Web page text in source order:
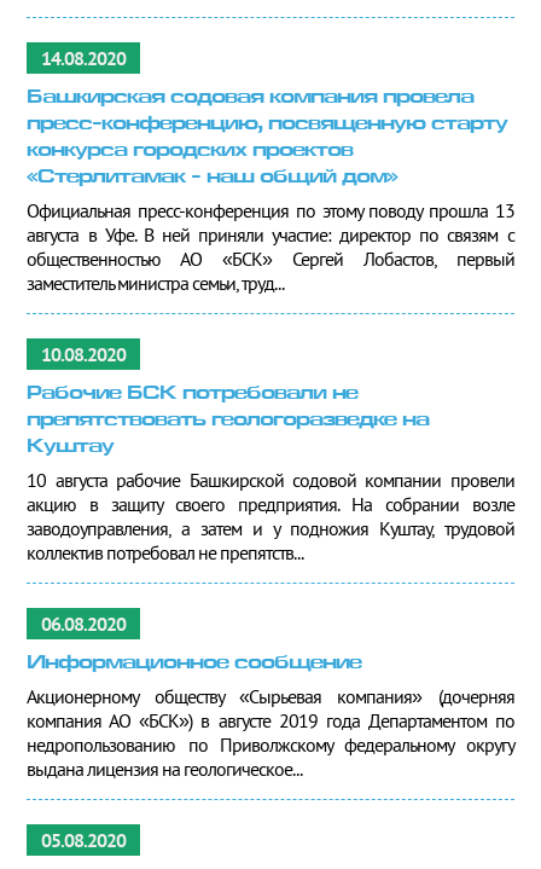
14.08.2020
Башкирская содовая компания провела
пресс-конференцию, посвященную старту
конкурса городских проектов
«Стерлитамак - наш общий дом»
Официальная пресс-конференция по этому поводу прошла 13
августа в Уфе. В ней приняли участие: директор по связям с
общественностью АО «БСК» Сергей Лобастов, первый
заместитель министра семьи, труд...
10.08.2020
Рабочие БСК потребовали не
препятствовать геологоразведке на
Куштау
10 августа рабочие Башкирской содовой компании провели
акцию в защиту своего предприятия. На собрании возле
заводоуправления, а затем и у подножия Куштау, трудовой
коллектив потребовал не препятств...
06.08.2020
Информационное сообщение
Акционерному обществу «Сырьевая компания» (дочерняя
компания АО «БСК») в августе 2019 года Департаментом по
недропользованию по Приволжскому федеральному округу
выдана лицензия на геологическое...
05.08.2020